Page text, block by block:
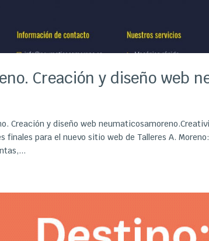
Creación y diseño web
Creación y diseño web
finales para el nuevo sitio web de Talleres A.